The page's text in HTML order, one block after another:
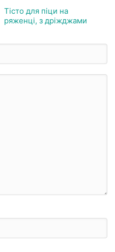
Тісто для піци на
ряженці, з дріжджами